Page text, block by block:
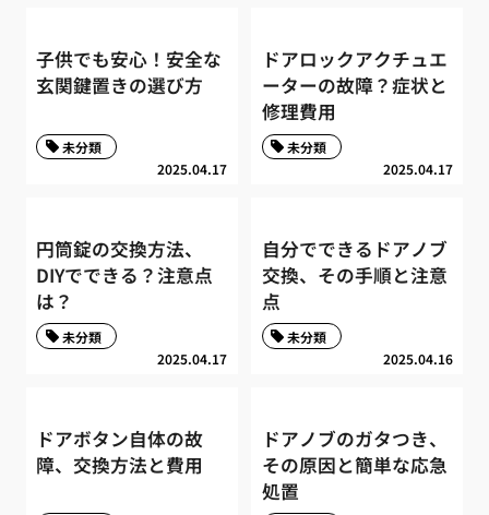
子供でも安心！安全な
玄関鍵置きの選び方
2025.04.17
未分類
ドアロックアクチュエ
ーターの故障？症状と
修理費用
2025.04.17
未分類
円筒錠の交換方法、
DIYでできる？注意点
は？
2025.04.17
未分類
自分でできるドアノブ
交換、その手順と注意
点
2025.04.16
未分類
ドアボタン自体の故
障、交換方法と費用
ドアノブのガタつき、
その原因と簡単な応急
処置